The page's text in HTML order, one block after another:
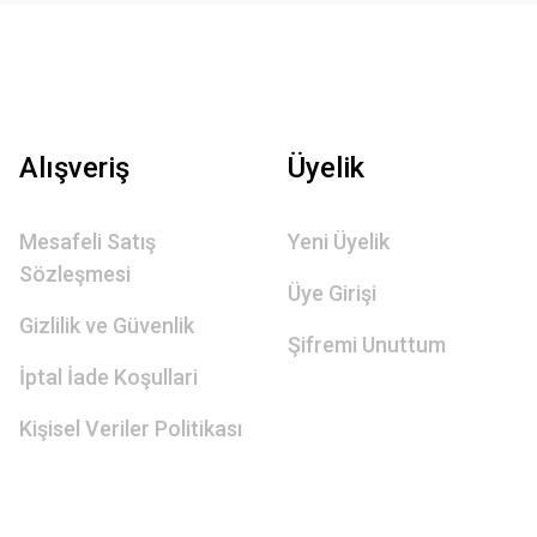
Alışveriş
Mesafeli Satış
Sözleşmesi
Gizlilik ve Güvenlik
İptal İade Koşullari
Kişisel Veriler Politikası
Üyelik
Yeni Üyelik
Üye Girişi
Şifremi Unuttum